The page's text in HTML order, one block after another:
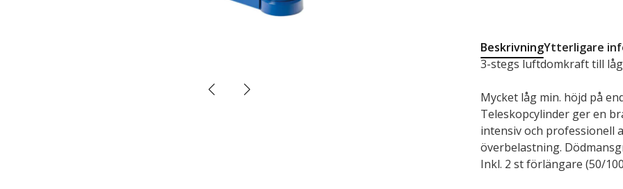
mängd
BeskrivningYtterligare
3-stegs luftdomkraft till
Mycket låg min. höjd på
Teleskopcylinder ger en
intensiv och professionell
överbelastning.
Inkl. 2 st förlängare (50/